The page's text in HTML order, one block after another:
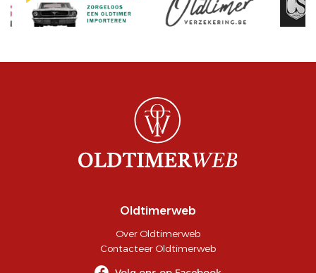
Oldtimerweb
Over Oldtimerweb
Contacteer Oldtimerweb